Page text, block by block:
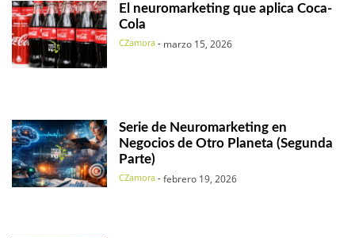
El neuromarketing que aplica Coca-
Cola
CZamora - marzo 15, 2026
Serie de Neuromarketing en
Negocios de Otro Planeta (Segunda
Parte)
CZamora - febrero 19, 2026